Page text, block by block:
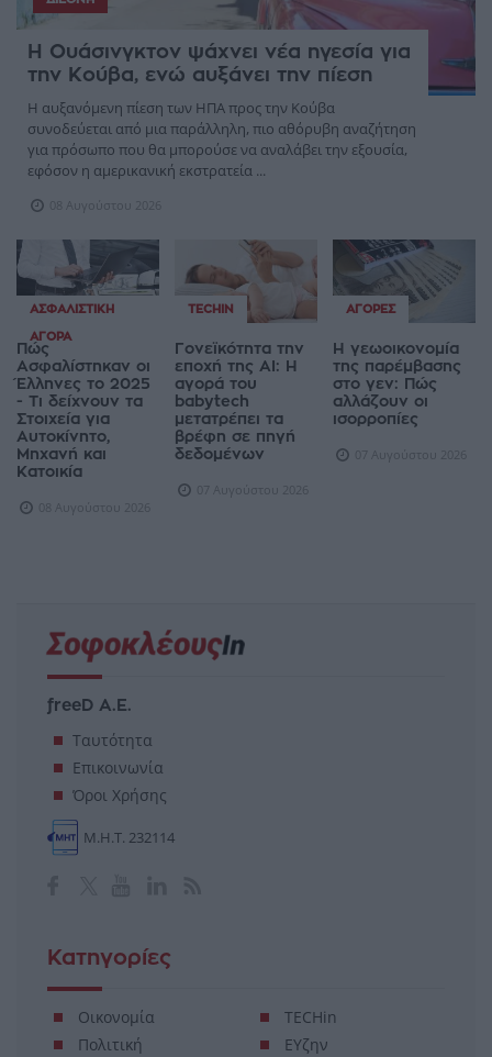
Η Ουάσινγκτον ψάχνει νέα ηγεσία για
την Κούβα, ενώ αυξάνει την πίεση
Η αυξανόμενη πίεση των ΗΠΑ προς την Κούβα
συνοδεύεται από μια παράλληλη, πιο αθόρυβη αναζήτηση
για πρόσωπο που θα μπορούσε να αναλάβει την εξουσία,
εφόσον η αμερικανική εκστρατεία ...
08 Αυγούστου 2026
ΑΣΦΑΛΙΣΤΙΚΉ
ΑΓΟΡΆ
Πώς
Ασφαλίστηκαν οι
Έλληνες το 2025
- Τι δείχνουν τα
Στοιχεία για
Αυτοκίνητο,
Μηχανή και
Κατοικία
08 Αυγούστου 2026
TECHIN
Γονεϊκότητα την
εποχή της AI: Η
αγορά του
babytech
μετατρέπει τα
βρέφη σε πηγή
δεδομένων
07 Αυγούστου 2026
ΑΓΟΡΈΣ
Η γεωοικονομία
της παρέμβασης
στο γεν: Πώς
αλλάζουν οι
ισορροπίες
07 Αυγούστου 2026